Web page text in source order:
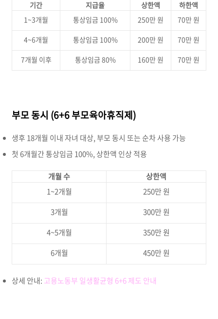
기간 지급율 상한액
하한액
1~3개월
통상임금 100% 250만 원 70만 원
4~6개월 통상임금 100% 200만 원 70만 원
7개월 이후 통상임금 80% 160만 원 70만 원
부모 동시 (6+6 부모육아휴직제)
생후 18개월 이내 자녀 대상, 부모 동시 또는 순차 사용 가능
첫 6개월간 통상임금 100%, 상한액 인상 적용
개월 수
상한액
1~2개월
250만 원
3개월
300만 원
4~5개월
350만 원
6개월
450만 원
상세 안내: 고용노동부 일생활균형 6+6 제도 안내